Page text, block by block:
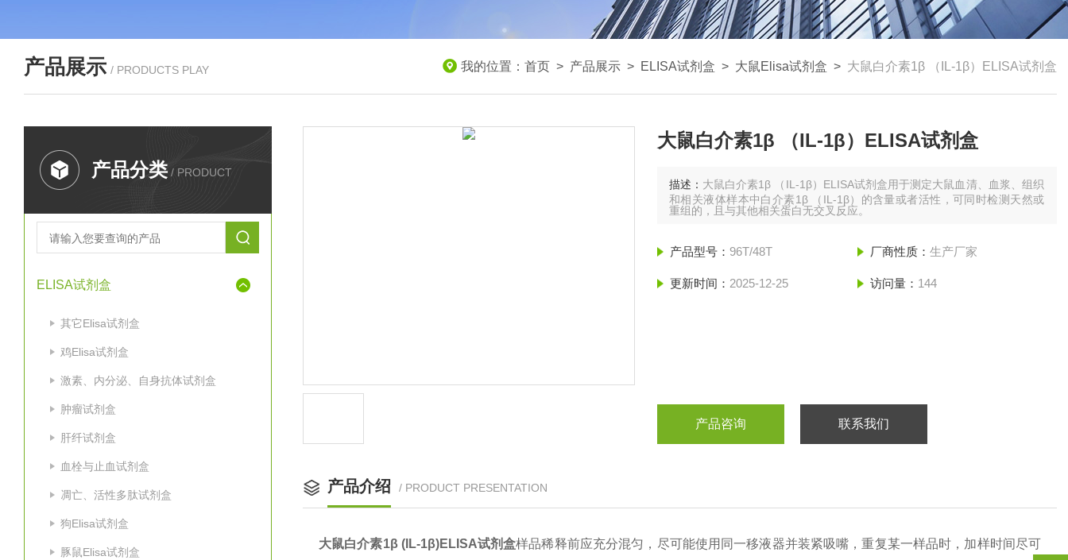
产品展示 / PRODUCTS PLAY 我的位置： 首页 > 产品展示 > ELISA试剂盒 > 大鼠Elisa试剂盒 > 大鼠白介素1β （IL-1β）ELISA试剂盒
产品分类 / PRODUCT
ELISA试剂盒
其它Elisa试剂盒
鸡Elisa试剂盒
激素、内分泌、自身抗体试剂盒
肿瘤试剂盒
肝纤试剂盒
血栓与止血试剂盒
凋亡、活性多肽试剂盒
狗Elisa试剂盒
豚鼠Elisa试剂盒
大鼠白介素1β （IL-1β）ELISA试剂盒
描述： 大鼠白介素1β （IL-1β）ELISA试剂盒用于测定大鼠血清、血浆、组织
和相关液体样本中白介素1β （IL-1β）的含量或者活性，可同时检测天然或
重组的，且与其他相关蛋白无交叉反应。
产品型号： 96T/48T 厂商性质： 生产厂家
更新时间： 2025-12-25 访问量： 144
产品咨询 联系我们
产品介绍 / PRODUCT PRESENTATION
大鼠白介素1β (IL-1β)ELISA试剂盒样品稀释前应充分混匀，尽可能使用同一移液器并装紧吸嘴，重复某一样品时，加样时间尽可